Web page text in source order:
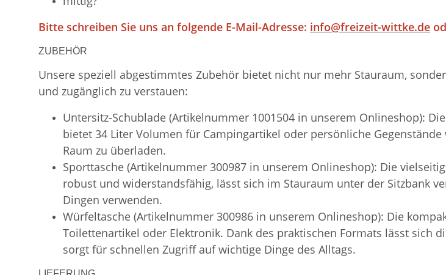
Bitte schreiben Sie uns an folgende E-Mail-Adresse: info@freizeit-wittke.de
ZUBEHÖR
Unsere speziell abgestimmtes Zubehör bietet nicht nur mehr Stauraum,
und zugänglich zu verstauen:
Untersitz-Schublade (Artikelnummer 1001504 in unserem Onlineshop):
bietet 34 Liter Volumen für Campingartikel oder persönliche
Raum zu überladen.
Sporttasche (Artikelnummer 300987 in unserem Onlineshop): Die
robust und widerstandsfähig, lässt sich im Stauraum unter der Sitzbank
Dingen verwenden.
Würfeltasche (Artikelnummer 300986 in unserem Onlineshop): Die
Toilettenartikel oder Elektronik. Dank des praktischen Formats lässt sich
sorgt für schnellen Zugriff auf wichtige Dinge des Alltags.